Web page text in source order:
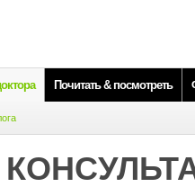
Почитать & посмотреть